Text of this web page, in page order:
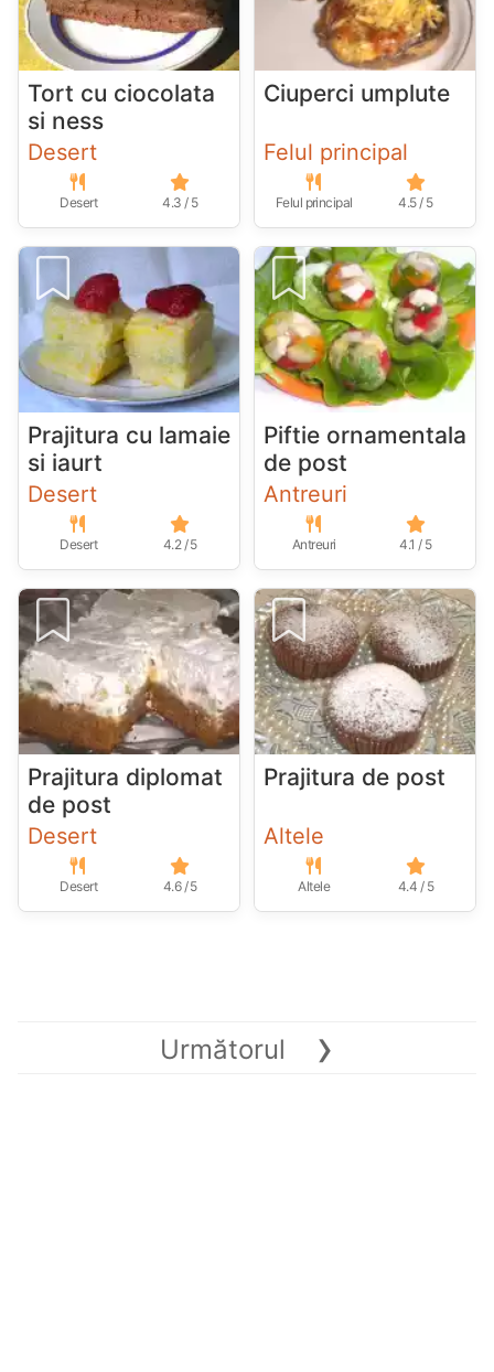
Tort cu ciocolata
si ness
Desert
Desert 4.3 / 5
Ciuperci umplute
Felul principal
Felul principal 4.5 / 5
Prajitura cu lamaie
si iaurt
Desert
Desert 4.2 / 5
Piftie ornamentala
de post
Antreuri
Antreuri 4.1 / 5
Prajitura diplomat
de post
Desert
Desert 4.6 / 5
Prajitura de post
Altele
Altele 4.4 / 5
Următorul ›